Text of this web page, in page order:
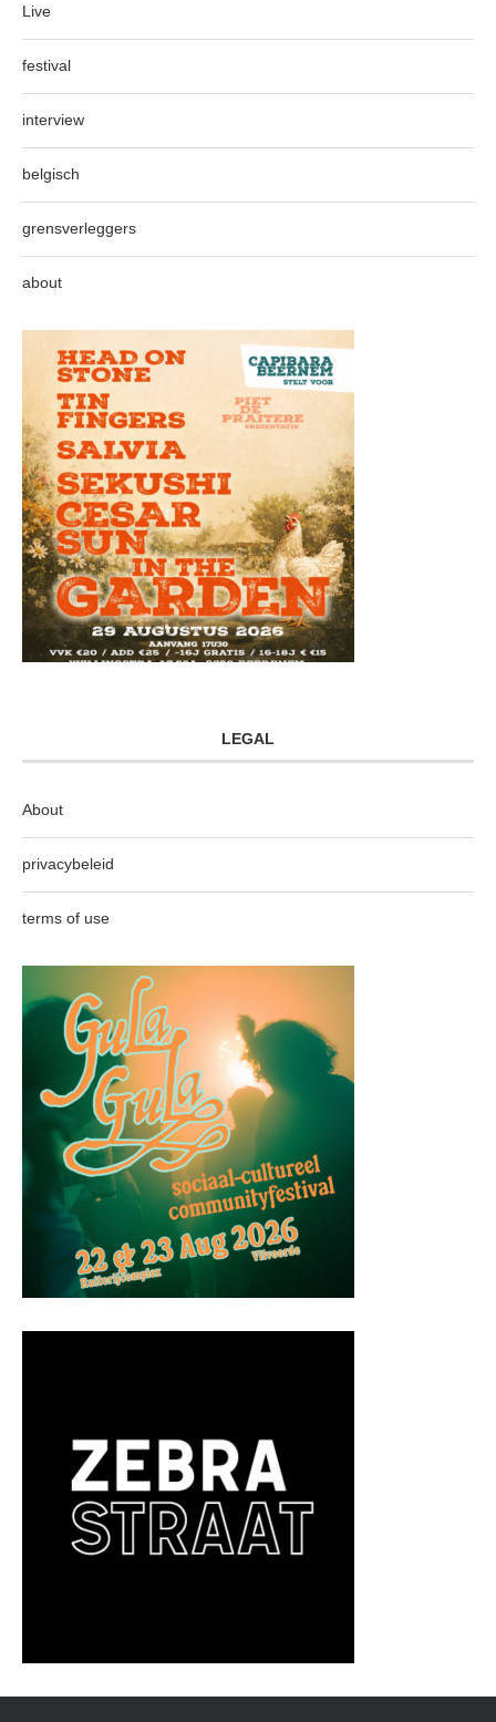
Live
festival
interview
belgisch
grensverleggers
about
LEGAL
About
privacybeleid
terms of use